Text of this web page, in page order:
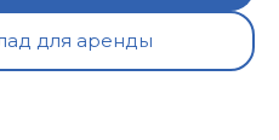
для аренды